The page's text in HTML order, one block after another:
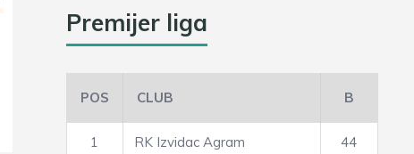
Premijer liga
POS CLUB B
1 RK Izvidac Agram 44